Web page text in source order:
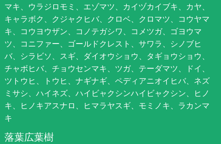
マキ、ウラジロモミ、エゾマツ、カイヅカイブキ、カヤ、
キャラボク、クジャクヒバ、クロベ、クロマツ、コウヤマ
キ、コウヨウザン、コノテガシワ、コメツガ、ゴヨウマ
ツ、コニファー、ゴールドクレスト、サワラ、シノブヒ
バ、シラビソ、スギ、ダイオウショウ、タギョウショウ、
チャボヒバ、チョウセンマキ、ツガ、テーダマツ、ドイ、
ツトウヒ、トウヒ、ナギナギ、ペディアニオイヒバ、ネズ
ミサシ、ハイネズ、ハイビャクシンハイビャクシン、ヒノ
キ、ヒノキアスナロ、ヒマラヤスギ、モミノキ、ラカンマ
キ
落葉広葉樹